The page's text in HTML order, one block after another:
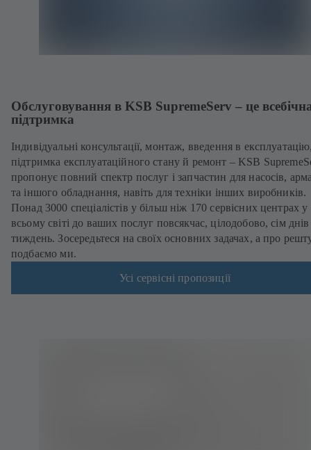
Обслуговування в KSB SupremeServ – це
підтримка
Індивідуальні консультації, монтаж, введення в
підтримка експлуатаційного стану й ремонт – KSB
пропонує повний спектр послуг і запчастин для насосів,
та іншого обладнання, навіть для техніки інших виробників.
Понад 3000 спеціалістів у більш ніж 170 сервісних центрах у
всьому світі до ваших послуг повсякчас, цілодобово, сім
тиждень. Зосередьтеся на своїх основних задачах, а про
подбаємо ми.
Усі сервісні пропозиції